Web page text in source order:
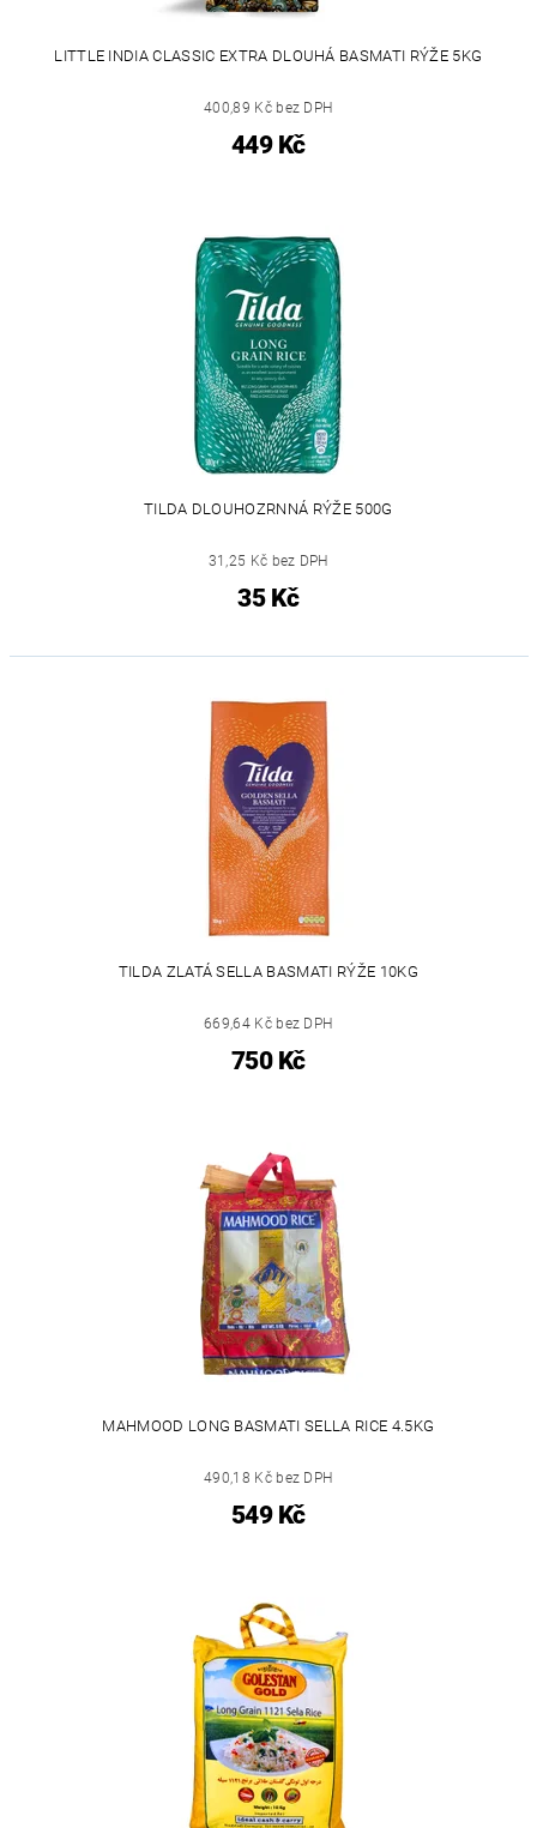
LITTLE INDIA CLASSIC EXTRA DLOUHÁ BASMATI RÝŽE 5KG
400,89 Kč bez DPH
449 Kč
TILDA DLOUHOZRNNÁ RÝŽE 500G
31,25 Kč bez DPH
35 Kč
TILDA ZLATÁ SELLA BASMATI RÝŽE 10KG
669,64 Kč bez DPH
750 Kč
MAHMOOD LONG BASMATI SELLA RICE 4.5KG
490,18 Kč bez DPH
549 Kč